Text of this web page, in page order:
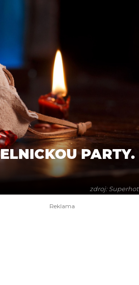
zdroj: Superhot
PARTY.